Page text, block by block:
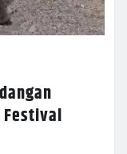
Festival